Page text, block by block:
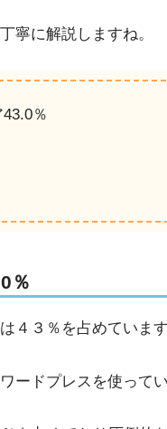
寧に解説しますね。
％
％
４３％を占めています
ードプレスを使ってい